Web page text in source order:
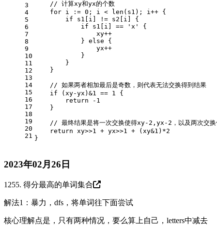
3
4
5
6
7
8
9
10
11
12
13
14
15
16
17
18
19
20
21
// 计算xy和yx的个数
for i := 0 ; i < len (s1); i++ {
if s1[i] != s2[i] {
if s1[i] == 'x'
{
                xy++
            }
else {
                yx++
            }
        }
    }
// 如果两者相加最后是奇数，则代表无法交换得到结果
if (xy-yx)&1 == 1
{
return
-1
    }
// 最终结果是将一次交换使得xy-2,yx-2，以及两次交
return xy>>1 + yx>>1 + (xy&1 )*2
}
2023年02月26日
1255. 得分最高的单词集合
解法1：暴力，dfs，将单词往下面尝试
核心理解点是，只有两种情况，要么算上自己，letters中减去